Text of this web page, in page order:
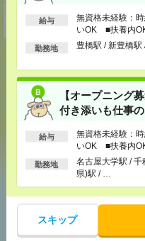
給与
無資格未経験：
いOK ■扶養内
以上
勤務地 豊橋駅 / 新豊橋駅
【オープニング
付き添いも仕事
給与
無資格未経験：
いOK ■扶養内
以上
勤務地
名古屋大学駅 / 千
県)駅 / …
スキップ
東京都杉並区上荻1-18-3亀屋酒販
応
あなたの閲覧